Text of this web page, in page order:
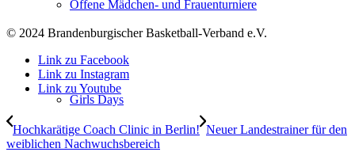
Offene Mädchen- und Frauenturniere
Girls Days
© 2024 Brandenburgischer Basketball-Verband e.V.
Link zu Facebook
Link zu Instagram
Link zu Youtube
Hochkarätige Coach Clinic in Berlin! Neuer Landestrainer für den
weiblichen Nachwuchsbereich